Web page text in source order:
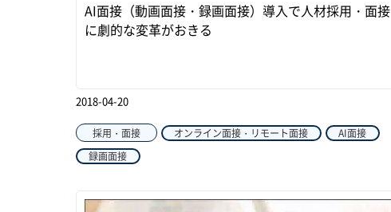
AI面接（動画面接・録画面接）導入で人材採用・面接
に劇的な変革がおきる
2018-04-20
採用・面接 オンライン面接・リモート面接
AI面接
録画面接